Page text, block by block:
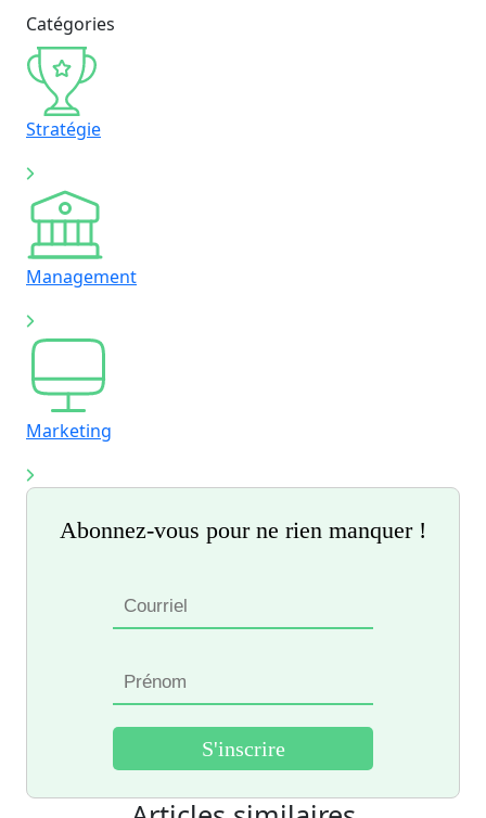
Catégories
Stratégie
Management
Marketing
Abonnez-vous pour ne rien manquer !